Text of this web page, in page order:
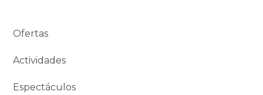
Ofertas
Actividades
Espectáculos